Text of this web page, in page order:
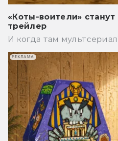
«Коты-воители»
трейлер
И когда там
РЕКЛАМА